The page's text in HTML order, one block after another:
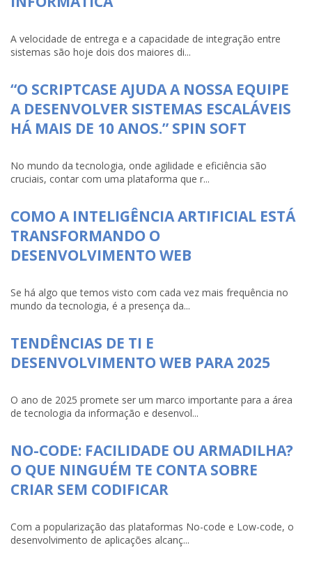
A velocidade de entrega e a capacidade de integração entre
sistemas são hoje dois dos maiores di...
“O SCRIPTCASE AJUDA A NOSSA EQUIPE
A DESENVOLVER SISTEMAS ESCALÁVEIS
HÁ MAIS DE 10 ANOS.” SPIN SOFT
No mundo da tecnologia, onde agilidade e eficiência são
cruciais, contar com uma plataforma que r...
COMO A INTELIGÊNCIA ARTIFICIAL ESTÁ
TRANSFORMANDO O
DESENVOLVIMENTO WEB
Se há algo que temos visto com cada vez mais frequência no
mundo da tecnologia, é a presença da...
TENDÊNCIAS DE TI E
DESENVOLVIMENTO WEB PARA 2025
O ano de 2025 promete ser um marco importante para a área
de tecnologia da informação e desenvol...
NO-CODE: FACILIDADE OU ARMADILHA?
O QUE NINGUÉM TE CONTA SOBRE
CRIAR SEM CODIFICAR
Com a popularização das plataformas No-code e Low-code, o
desenvolvimento de aplicações alcanç...